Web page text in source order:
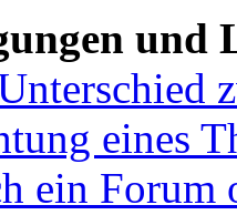
und
eines
ein Forum